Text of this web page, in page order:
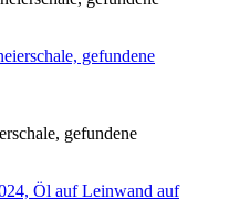
gefundene